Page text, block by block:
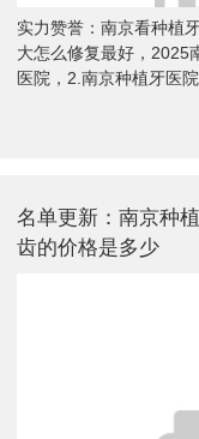
实力赞誉：南京看种植
大怎么修复最好，2025
医院，2.南京种植牙医
名单更新：南京种
齿的价格是多少